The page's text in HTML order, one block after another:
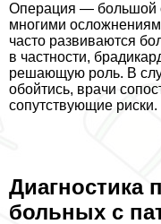
Операция — большой
многими
часто развиваются
в частности,
решающую роль. В
обойтись, врачи
сопутствующие риски.
Диагностика
больных с